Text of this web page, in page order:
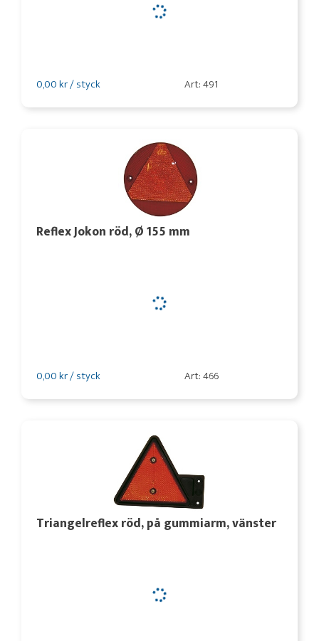
0,00 kr / styck Art: 491
Reflex Jokon röd, Ø 155 mm
0,00 kr / styck Art: 466
Triangelreflex röd, på gummiarm, vänster